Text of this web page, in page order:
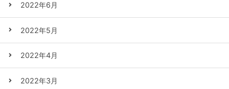
2022年6月
2022年5月
2022年4月
2022年3月